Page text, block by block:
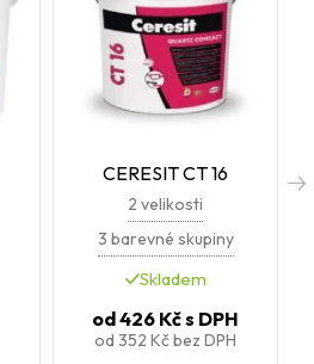
CERESIT CT 16
2 velikosti
3 barevné skupiny
Skladem
od426 Kčs DPH
od 352 Kčbez DPH